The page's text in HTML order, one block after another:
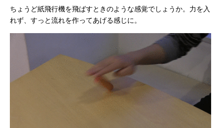
ちょうど紙飛行機を飛ばすときのような感覚でしょうか。力を入
れず、すっと流れを作ってあげる感じに。